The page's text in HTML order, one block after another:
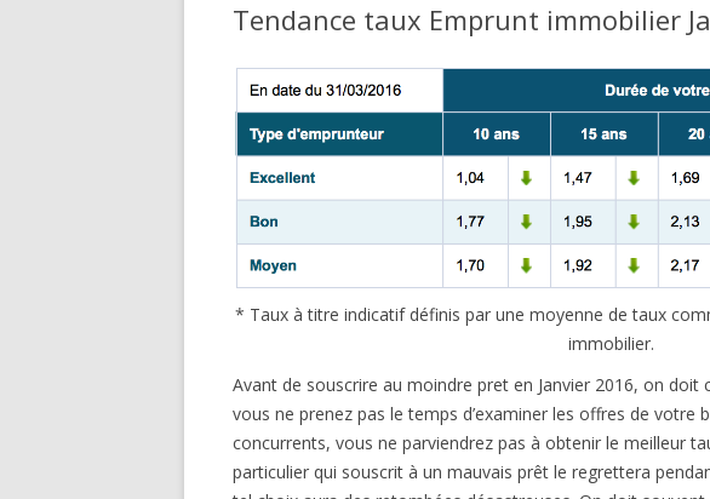
Tendance taux Emprunt immobilier
* Taux à titre indicatif définis par une moyenne de taux
immobilier.
Avant de souscrire au moindre pret en Janvier 2016, on doit
vous ne prenez pas le temps d’examiner les offres de votre
concurrents, vous ne parviendrez pas à obtenir le meilleur
particulier qui souscrit à un mauvais prêt le regrettera